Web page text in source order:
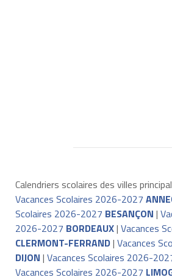
Calendriers scolaires des villes
Vacances Scolaires 2026-2027
Scolaires 2026-2027 BESANÇON |
2026-2027 BORDEAUX| Vacances
CLERMONT-FERRAND| Vacances
DIJON | Vacances Scolaires 2026-
Vacances Scolaires 2026-2027